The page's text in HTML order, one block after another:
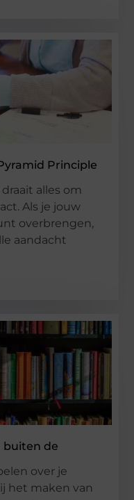
Principle
alles om
Als je jouw
overbrengen,
aandacht
buiten de
over je
het maken van